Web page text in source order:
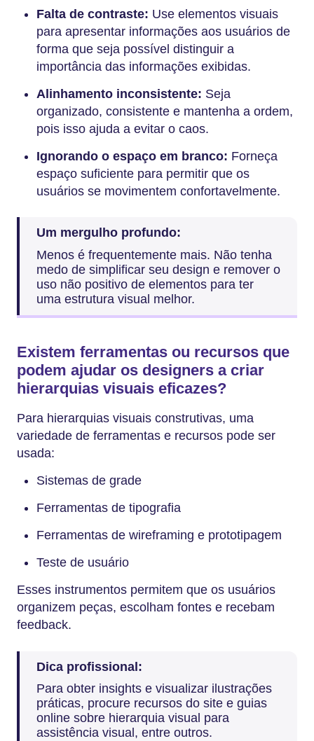
Falta de contraste: Use elementos visuais
para apresentar informações aos usuários de
forma que seja possível distinguir a
importância das informações exibidas.
Alinhamento inconsistente: Seja
organizado, consistente e mantenha a ordem,
pois isso ajuda a evitar o caos.
Ignorando o espaço em branco: Forneça
espaço suficiente para permitir que os
usuários se movimentem confortavelmente.
Um mergulho profundo:
Menos é frequentemente mais. Não tenha
medo de simplificar seu design e remover o
uso não positivo de elementos para ter
uma estrutura visual melhor.
Existem ferramentas ou recursos que
podem ajudar os designers a criar
hierarquias visuais eficazes?
Para hierarquias visuais construtivas, uma
variedade de ferramentas e recursos pode ser
usada:
Sistemas de grade
Ferramentas de tipografia
Ferramentas de wireframing e prototipagem
Teste de usuário
Esses instrumentos permitem que os usuários
organizem peças, escolham fontes e recebam
feedback.
Dica profissional:
Para obter insights e visualizar ilustrações
práticas, procure recursos do site e guias
online sobre hierarquia visual para
assistência visual, entre outros.